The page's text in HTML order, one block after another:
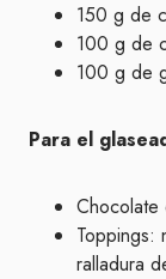
150 g de
100 g de
100 g de
Para el
Toppings:
ralladura